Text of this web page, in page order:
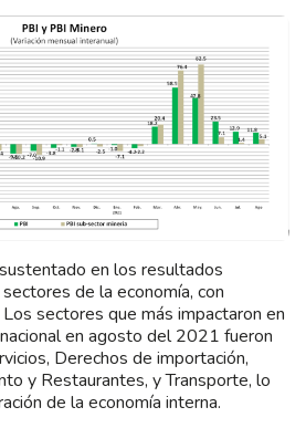
en los resultados
de la economía, con
sectores que más impactaron en
en agosto del 2021 fueron
Derechos de importación,
y Restaurantes, y Transporte, lo
de la economía interna.